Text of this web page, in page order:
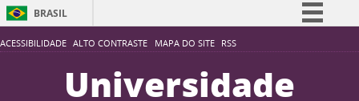
ACESSIBILIDADE ALTO CONTRASTE MAPA DO SITE RSS
BRASIL
Simplifique!
Participe
Universidade